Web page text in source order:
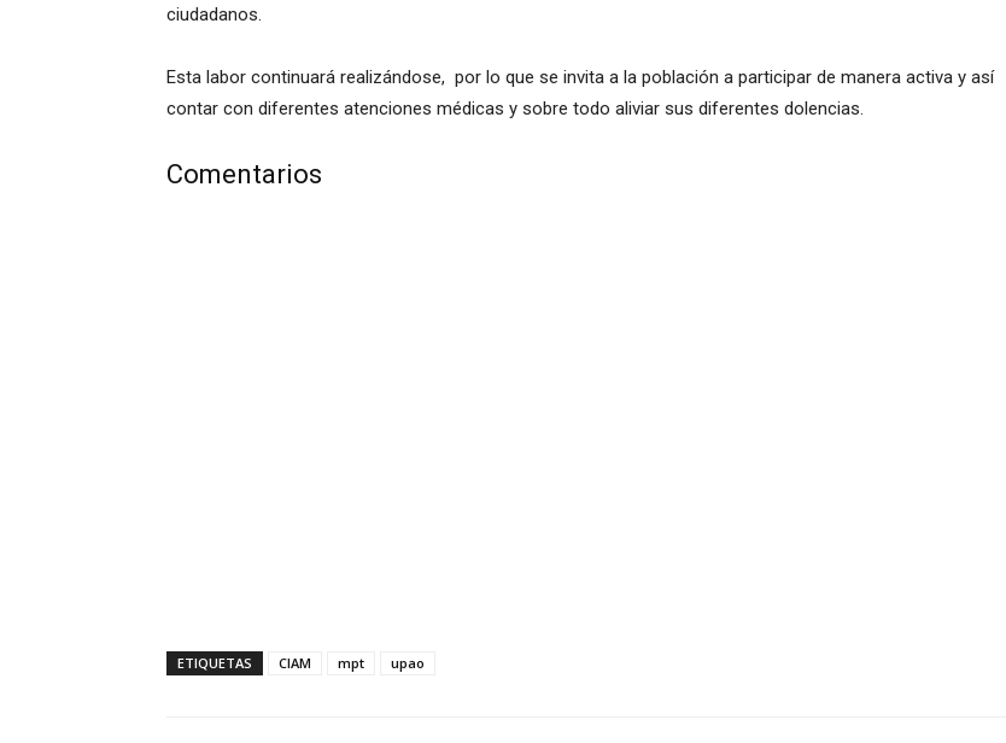
ciudadanos.
Esta labor continuará realizándose, por lo que se invita a la población a participar de manera activa y así
contar con diferentes atenciones médicas y sobre todo aliviar sus diferentes dolencias.
Comentarios
ETIQUETAS CIAM mpt upao